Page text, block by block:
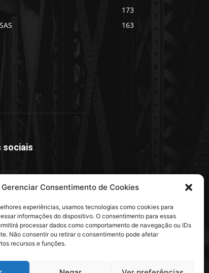
Gerenciar Consentimento de Cookies
experiências, usamos tecnologias como cookies para
informações do dispositivo. O consentimento para essas
processar dados como comportamento de navegação ou IDs
Não consentir ou retirar o consentimento pode afetar
recursos e funções.
173
163
sociais